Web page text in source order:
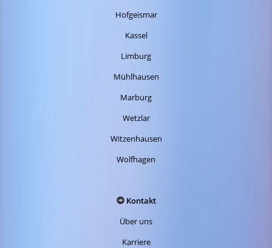
Hofgeismar
Kassel
Limburg
Mühlhausen
Marburg
Wetzlar
Witzenhausen
Wolfhagen
Kontakt
Über uns
Karriere